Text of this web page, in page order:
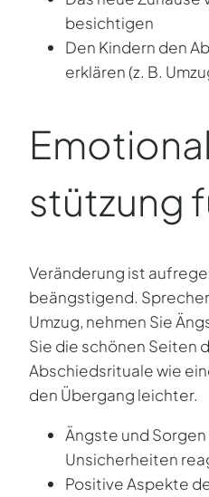
besichtigen
Den Kindern den
erklären (z. B.
stützung
Veränderung ist
beängstigend.
Umzug, nehmen Sie
Sie die schönen Seiten
Abschiedsrituale wie
den Übergang leichter.
Ängste und
Unsicherheiten
Positive Aspekte